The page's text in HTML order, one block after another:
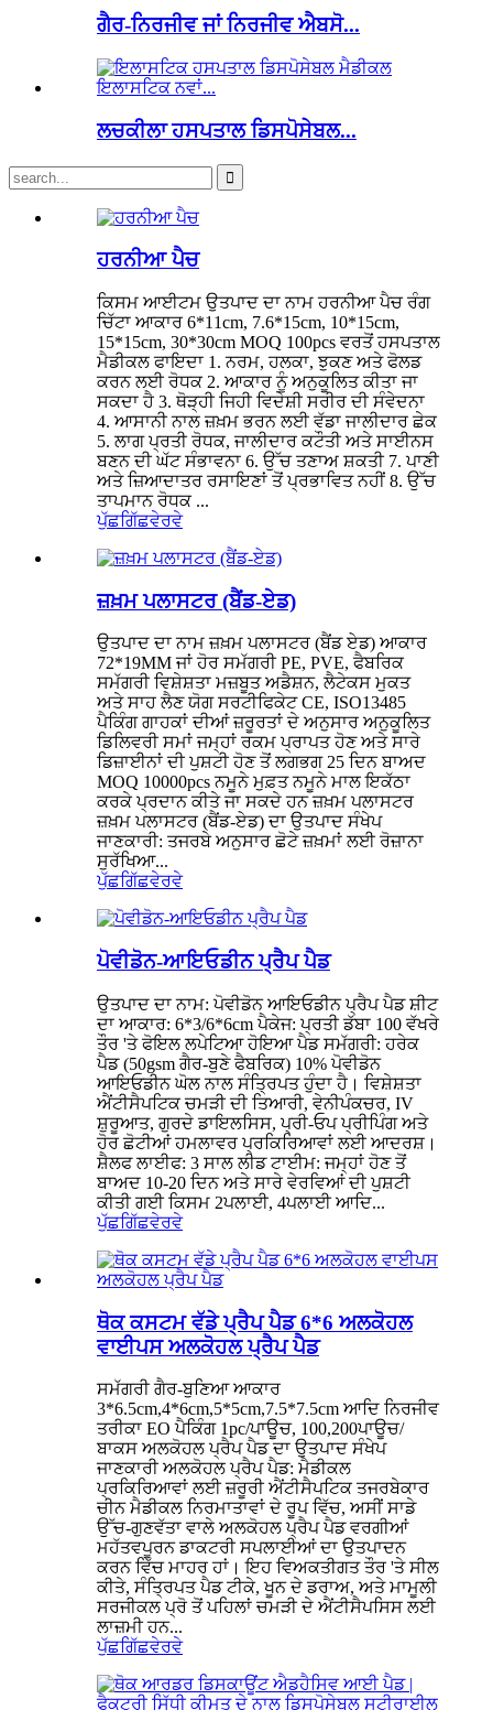
ਗੈਰ-ਨਿਰਜੀਵ ਜਾਂ ਨਿਰਜੀਵ ਐਬਸੋ...
ਲਚਕੀਲਾ ਹਸਪਤਾਲ ਡਿਸਪੋਸੇਬਲ...
ਹਰਨੀਆ ਪੈਚ
ਕਿਸਮ ਆਈਟਮ ਉਤਪਾਦ ਦਾ ਨਾਮ ਹਰਨੀਆ ਪੈਚ ਰੰਗ
ਚਿੱਟਾ ਆਕਾਰ 6*11cm, 7.6*15cm, 10*15cm,
15*15cm, 30*30cm MOQ 100pcs ਵਰਤੋਂ ਹਸਪਤਾਲ
ਮੈਡੀਕਲ ਫਾਇਦਾ 1. ਨਰਮ, ਹਲਕਾ, ਝੁਕਣ ਅਤੇ ਫੋਲਡ
ਕਰਨ ਲਈ ਰੋਧਕ 2. ਆਕਾਰ ਨੂੰ ਅਨੁਕੂਲਿਤ ਕੀਤਾ ਜਾ
ਸਕਦਾ ਹੈ 3. ਥੋੜ੍ਹੀ ਜਿਹੀ ਵਿਦੇਸ਼ੀ ਸਰੀਰ ਦੀ ਸੰਵੇਦਨਾ
4. ਆਸਾਨੀ ਨਾਲ ਜ਼ਖ਼ਮ ਭਰਨ ਲਈ ਵੱਡਾ ਜਾਲੀਦਾਰ ਛੇਕ
5. ਲਾਗ ਪ੍ਰਤੀ ਰੋਧਕ, ਜਾਲੀਦਾਰ ਕਟੌਤੀ ਅਤੇ ਸਾਈਨਸ
ਬਣਨ ਦੀ ਘੱਟ ਸੰਭਾਵਨਾ 6. ਉੱਚ ਤਣਾਅ ਸ਼ਕਤੀ 7. ਪਾਣੀ
ਅਤੇ ਜ਼ਿਆਦਾਤਰ ਰਸਾਇਣਾਂ ਤੋਂ ਪ੍ਰਭਾਵਿਤ ਨਹੀਂ 8. ਉੱਚ
ਤਾਪਮਾਨ ਰੋਧਕ ...
ਪੁੱਛਗਿੱਛਵੇਰਵੇ
ਜ਼ਖ਼ਮ ਪਲਾਸਟਰ (ਬੈਂਡ-ਏਡ)
ਉਤਪਾਦ ਦਾ ਨਾਮ ਜ਼ਖ਼ਮ ਪਲਾਸਟਰ (ਬੈਂਡ ਏਡ) ਆਕਾਰ
72*19MM ਜਾਂ ਹੋਰ ਸਮੱਗਰੀ PE, PVE, ਫੈਬਰਿਕ
ਸਮੱਗਰੀ ਵਿਸ਼ੇਸ਼ਤਾ ਮਜ਼ਬੂਤ ਅਡੈਸ਼ਨ, ਲੈਟੇਕਸ ਮੁਕਤ
ਅਤੇ ਸਾਹ ਲੈਣ ਯੋਗ ਸਰਟੀਫਿਕੇਟ CE, ISO13485
ਪੈਕਿੰਗ ਗਾਹਕਾਂ ਦੀਆਂ ਜ਼ਰੂਰਤਾਂ ਦੇ ਅਨੁਸਾਰ ਅਨੁਕੂਲਿਤ
ਡਿਲਿਵਰੀ ਸਮਾਂ ਜਮ੍ਹਾਂ ਰਕਮ ਪ੍ਰਾਪਤ ਹੋਣ ਅਤੇ ਸਾਰੇ
ਡਿਜ਼ਾਈਨਾਂ ਦੀ ਪੁਸ਼ਟੀ ਹੋਣ ਤੋਂ ਲਗਭਗ 25 ਦਿਨ ਬਾਅਦ
MOQ 10000pcs ਨਮੂਨੇ ਮੁਫ਼ਤ ਨਮੂਨੇ ਮਾਲ ਇਕੱਠਾ
ਕਰਕੇ ਪ੍ਰਦਾਨ ਕੀਤੇ ਜਾ ਸਕਦੇ ਹਨ ਜ਼ਖ਼ਮ ਪਲਾਸਟਰ
ਜ਼ਖ਼ਮ ਪਲਾਸਟਰ (ਬੈਂਡ-ਏਡ) ਦਾ ਉਤਪਾਦ ਸੰਖੇਪ
ਜਾਣਕਾਰੀ: ਤਜਰਬੇ ਅਨੁਸਾਰ ਛੋਟੇ ਜ਼ਖ਼ਮਾਂ ਲਈ ਰੋਜ਼ਾਨਾ
ਸੁਰੱਖਿਆ...
ਪੁੱਛਗਿੱਛਵੇਰਵੇ
ਪੋਵੀਡੋਨ-ਆਇਓਡੀਨ ਪ੍ਰੈਪ ਪੈਡ
ਉਤਪਾਦ ਦਾ ਨਾਮ: ਪੋਵੀਡੋਨ ਆਇਓਡੀਨ ਪ੍ਰੈਪ ਪੈਡ ਸ਼ੀਟ
ਦਾ ਆਕਾਰ: 6*3/6*6cm ਪੈਕੇਜ: ਪ੍ਰਤੀ ਡੱਬਾ 100 ਵੱਖਰੇ
ਤੌਰ 'ਤੇ ਫੋਇਲ ਲਪੇਟਿਆ ਹੋਇਆ ਪੈਡ ਸਮੱਗਰੀ: ਹਰੇਕ
ਪੈਡ (50gsm ਗੈਰ-ਬੁਣੇ ਫੈਬਰਿਕ) 10% ਪੋਵੀਡੋਨ
ਆਇਓਡੀਨ ਘੋਲ ਨਾਲ ਸੰਤ੍ਰਿਪਤ ਹੁੰਦਾ ਹੈ। ਵਿਸ਼ੇਸ਼ਤਾ
ਐਂਟੀਸੈਪਟਿਕ ਚਮੜੀ ਦੀ ਤਿਆਰੀ, ਵੇਨੀਪੰਕਚਰ, IV
ਸ਼ੁਰੂਆਤ, ਗੁਰਦੇ ਡਾਇਲਸਿਸ, ਪ੍ਰੀ-ਓਪ ਪ੍ਰੀਪਿੰਗ ਅਤੇ
ਹੋਰ ਛੋਟੀਆਂ ਹਮਲਾਵਰ ਪ੍ਰਕਿਰਿਆਵਾਂ ਲਈ ਆਦਰਸ਼।
ਸ਼ੈਲਫ ਲਾਈਫ: 3 ਸਾਲ ਲੀਡ ਟਾਈਮ: ਜਮ੍ਹਾਂ ਹੋਣ ਤੋਂ
ਬਾਅਦ 10-20 ਦਿਨ ਅਤੇ ਸਾਰੇ ਵੇਰਵਿਆਂ ਦੀ ਪੁਸ਼ਟੀ
ਕੀਤੀ ਗਈ ਕਿਸਮ 2ਪਲਾਈ, 4ਪਲਾਈ ਆਦਿ...
ਪੁੱਛਗਿੱਛਵੇਰਵੇ
ਥੋਕ ਕਸਟਮ ਵੱਡੇ ਪ੍ਰੈਪ ਪੈਡ 6*6 ਅਲਕੋਹਲ
ਵਾਈਪਸ ਅਲਕੋਹਲ ਪ੍ਰੈਪ ਪੈਡ
ਸਮੱਗਰੀ ਗੈਰ-ਬੁਣਿਆ ਆਕਾਰ
3*6.5cm,4*6cm,5*5cm,7.5*7.5cm ਆਦਿ ਨਿਰਜੀਵ
ਤਰੀਕਾ EO ਪੈਕਿੰਗ 1pc/ਪਾਊਚ, 100,200ਪਾਊਚ/
ਬਾਕਸ ਅਲਕੋਹਲ ਪ੍ਰੈਪ ਪੈਡ ਦਾ ਉਤਪਾਦ ਸੰਖੇਪ
ਜਾਣਕਾਰੀ ਅਲਕੋਹਲ ਪ੍ਰੈਪ ਪੈਡ: ਮੈਡੀਕਲ
ਪ੍ਰਕਿਰਿਆਵਾਂ ਲਈ ਜ਼ਰੂਰੀ ਐਂਟੀਸੈਪਟਿਕ ਤਜਰਬੇਕਾਰ
ਚੀਨ ਮੈਡੀਕਲ ਨਿਰਮਾਤਾਵਾਂ ਦੇ ਰੂਪ ਵਿੱਚ, ਅਸੀਂ ਸਾਡੇ
ਉੱਚ-ਗੁਣਵੱਤਾ ਵਾਲੇ ਅਲਕੋਹਲ ਪ੍ਰੈਪ ਪੈਡ ਵਰਗੀਆਂ
ਮਹੱਤਵਪੂਰਨ ਡਾਕਟਰੀ ਸਪਲਾਈਆਂ ਦਾ ਉਤਪਾਦਨ
ਕਰਨ ਵਿੱਚ ਮਾਹਰ ਹਾਂ। ਇਹ ਵਿਅਕਤੀਗਤ ਤੌਰ 'ਤੇ ਸੀਲ
ਕੀਤੇ, ਸੰਤ੍ਰਿਪਤ ਪੈਡ ਟੀਕੇ, ਖੂਨ ਦੇ ਡਰਾਅ, ਅਤੇ ਮਾਮੂਲੀ
ਸਰਜੀਕਲ ਪ੍ਰੋ ਤੋਂ ਪਹਿਲਾਂ ਚਮੜੀ ਦੇ ਐਂਟੀਸੈਪਸਿਸ ਲਈ
ਲਾਜ਼ਮੀ ਹਨ...
ਪੁੱਛਗਿੱਛਵੇਰਵੇ